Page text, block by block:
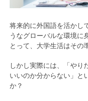
将来的に外国語を活かし
うなグローバルな環境に
とって、大学生活はその
しかし実際には、「やり
いいのか分からない」と
か？